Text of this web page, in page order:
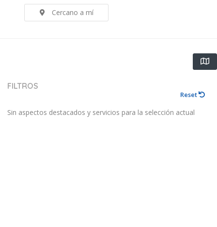
Cercano a mí
FILTROS
Reset
Sin aspectos destacados y servicios para la selección actual